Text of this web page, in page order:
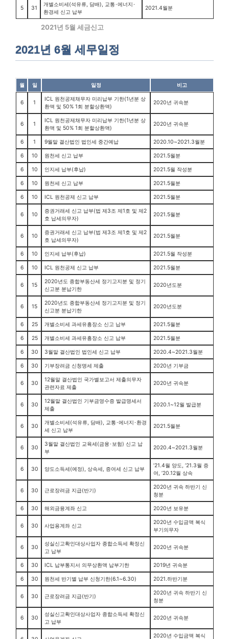
5 31
개별소비세(석유류, 담배), 교통･에너지･
환경세 신고 납부
2021.4월분
2021년 5월 세금신고
2021년 6월 세무일정
월 일 일정 비고
6 1
ICL 원천공제채무자 미리납부 기한(1년분 상
환액 및 50% 1회 분할상환액)
2020년 귀속분
6 1
ICL 원천공제채무자 미리납부 기한(1년분 상
환액 및 50% 1회 분할상환액)
2020년 귀속분
6 1 9월말 결산법인 법인세 중간예납 2020.10~2021.3월분
6 10 원천세 신고 납부 2021.5월분
6 10 인지세 납부(후납) 2021.5월 작성분
6 10 원천세 신고 납부 2021.5월분
6 10 ICL 원천공제 신고 납부 2021.5월분
6 10
증권거래세 신고 납부(법 제3조 제1호 및 제2
호 납세의무자)
2021.5월분
6 10
증권거래세 신고 납부(법 제3조 제1호 및 제2
호 납세의무자)
2021.5월분
6 10 인지세 납부(후납) 2021.5월 작성분
6 10 ICL 원천공제 신고 납부 2021.5월분
6 15
2020년도 종합부동산세 정기고지분 및 정기
신고분 분납기한
2020년도분
6 15
2020년도 종합부동산세 정기고지분 및 정기
신고분 분납기한
2020년도분
6 25 개별소비세 과세유흥장소 신고 납부 2021.5월분
6 25 개별소비세 과세유흥장소 신고 납부 2021.5월분
6 30 3월말 결산법인 법인세 신고 납부 2020.4~2021.3월분
6 30 기부장려금 신청명세 제출 2020년 기부금
6 30
12월말 결산법인 국가별보고서 제출의무자
관련자료 제출
2020년 귀속분
6 30
12월말 결산법인 기부금영수증 발급명세서
제출
2020.1~12월 발급분
6 30
개별소비세(석유류, 담배), 교통･에너지･환경
세 신고 납부
2021.5월분
6 30
3월말 결산법인 교육세(금융･보험) 신고 납
부
2020.4~2021.3월분
6 30 양도소득세(예정), 상속세, 증여세 신고 납부
’21.4월 양도, ’21.3월 증
여, ’20.12월 상속
6 30 근로장려금 지급(반기)
2020년 귀속 하반기 신
청분
6 30 해외금융계좌 신고 2020년 보유분
6 30 사업용계좌 신고
2020년 수입금액 복식
부기의무자
6 30
성실신고확인대상사업자 종합소득세 확정신
고 납부
2020년 귀속분
6 30 ICL 납부통지서 의무상환액 납부기한 2019년 귀속분
6 30 원천세 반기별 납부 신청기한(6.1~6.30) 2021.하반기분
6 30 근로장려금 지급(반기)
2020년 귀속 하반기 신
청분
6 30
성실신고확인대상사업자 종합소득세 확정신
고 납부
2020년 귀속분
2020년 수입금액 복식